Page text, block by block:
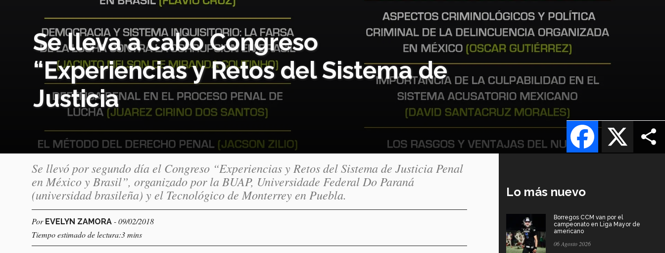
Se lleva a cabo Congreso
“Experiencias y Retos del Sistema de
Justicia
X
Facebook
Se llevó por segundo día el Congreso “Experiencias y Retos del Sistema de Justicia Penal
en México y Brasil”, organizado por la BUAP, Universidade Federal Do Paraná
(universidad brasileña) y el Tecnológico de Monterrey en Puebla.
Por EVELYN ZAMORA - 09/02/2018
Tiempo estimado de lectura:3 mins
Lo más nuevo
Borregos CCM van por el
campeonato en Liga Mayor de
americano
06 Agosto 2026